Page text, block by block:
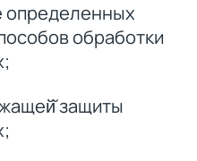
определенных
обработки
защиты